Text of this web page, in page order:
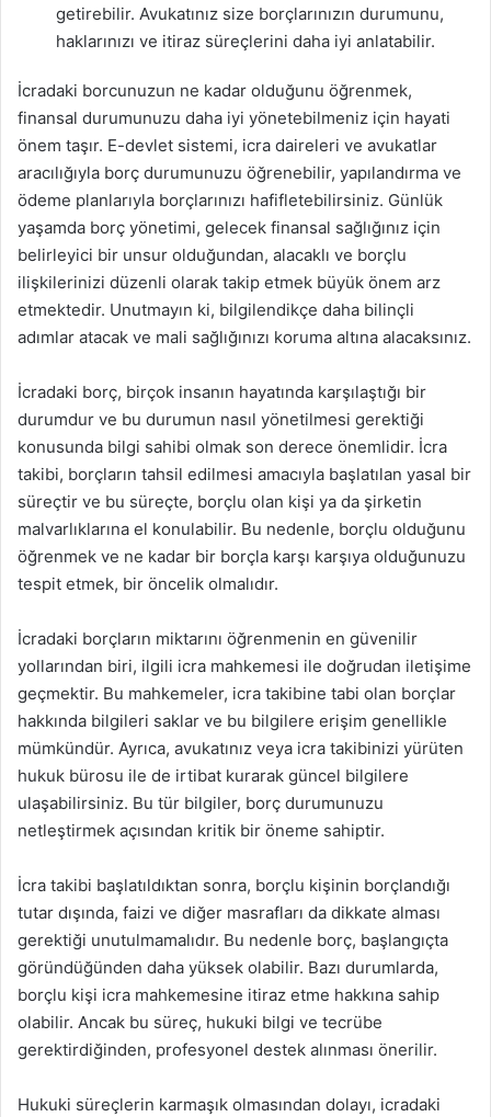
getirebilir. Avukatınız size borçlarınızın durumunu,
haklarınızı ve itiraz süreçlerini daha iyi anlatabilir.
İcradaki borcunuzun ne kadar olduğunu öğrenmek,
finansal durumunuzu daha iyi yönetebilmeniz için hayati
önem taşır. E-devlet sistemi, icra daireleri ve avukatlar
aracılığıyla borç durumunuzu öğrenebilir, yapılandırma ve
ödeme planlarıyla borçlarınızı hafifletebilirsiniz. Günlük
yaşamda borç yönetimi, gelecek finansal sağlığınız için
belirleyici bir unsur olduğundan, alacaklı ve borçlu
ilişkilerinizi düzenli olarak takip etmek büyük önem arz
etmektedir. Unutmayın ki, bilgilendikçe daha bilinçli
adımlar atacak ve mali sağlığınızı koruma altına alacaksınız.
İcradaki borç, birçok insanın hayatında karşılaştığı bir
durumdur ve bu durumun nasıl yönetilmesi gerektiği
konusunda bilgi sahibi olmak son derece önemlidir. İcra
takibi, borçların tahsil edilmesi amacıyla başlatılan yasal bir
süreçtir ve bu süreçte, borçlu olan kişi ya da şirketin
malvarlıklarına el konulabilir. Bu nedenle, borçlu olduğunu
öğrenmek ve ne kadar bir borçla karşı karşıya olduğunuzu
tespit etmek, bir öncelik olmalıdır.
İcradaki borçların miktarını öğrenmenin en güvenilir
yollarından biri, ilgili icra mahkemesi ile doğrudan iletişime
geçmektir. Bu mahkemeler, icra takibine tabi olan borçlar
hakkında bilgileri saklar ve bu bilgilere erişim genellikle
mümkündür. Ayrıca, avukatınız veya icra takibinizi yürüten
hukuk bürosu ile de irtibat kurarak güncel bilgilere
ulaşabilirsiniz. Bu tür bilgiler, borç durumunuzu
netleştirmek açısından kritik bir öneme sahiptir.
İcra takibi başlatıldıktan sonra, borçlu kişinin borçlandığı
tutar dışında, faizi ve diğer masrafları da dikkate alması
gerektiği unutulmamalıdır. Bu nedenle borç, başlangıçta
göründüğünden daha yüksek olabilir. Bazı durumlarda,
borçlu kişi icra mahkemesine itiraz etme hakkına sahip
olabilir. Ancak bu süreç, hukuki bilgi ve tecrübe
gerektirdiğinden, profesyonel destek alınması önerilir.
Hukuki süreçlerin karmaşık olmasından dolayı, icradaki